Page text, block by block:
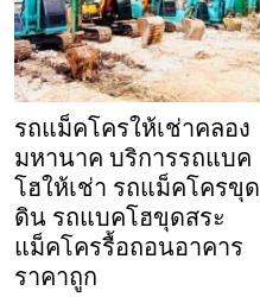
รถแม็คโครให้เช่าคลอง
มหานาค บริการรถแบค
โฮให้เช่า รถแม็คโครขุด
ดิน รถแบคโฮขุดสระ
แม็คโครรื้อถอนอาคาร
ราคาถูก